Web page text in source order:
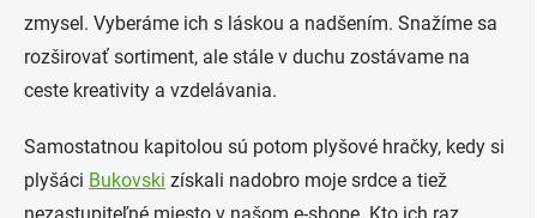
zmysel. Vyberáme ich s láskou a nadšením. Snažíme sa
rozširovať sortiment, ale stále v duchu zostávame na
ceste kreativity a vzdelávania.
Samostatnou kapitolou sú potom plyšové hračky, kedy si
plyšáci Bukovski získali nadobro moje srdce a tiež